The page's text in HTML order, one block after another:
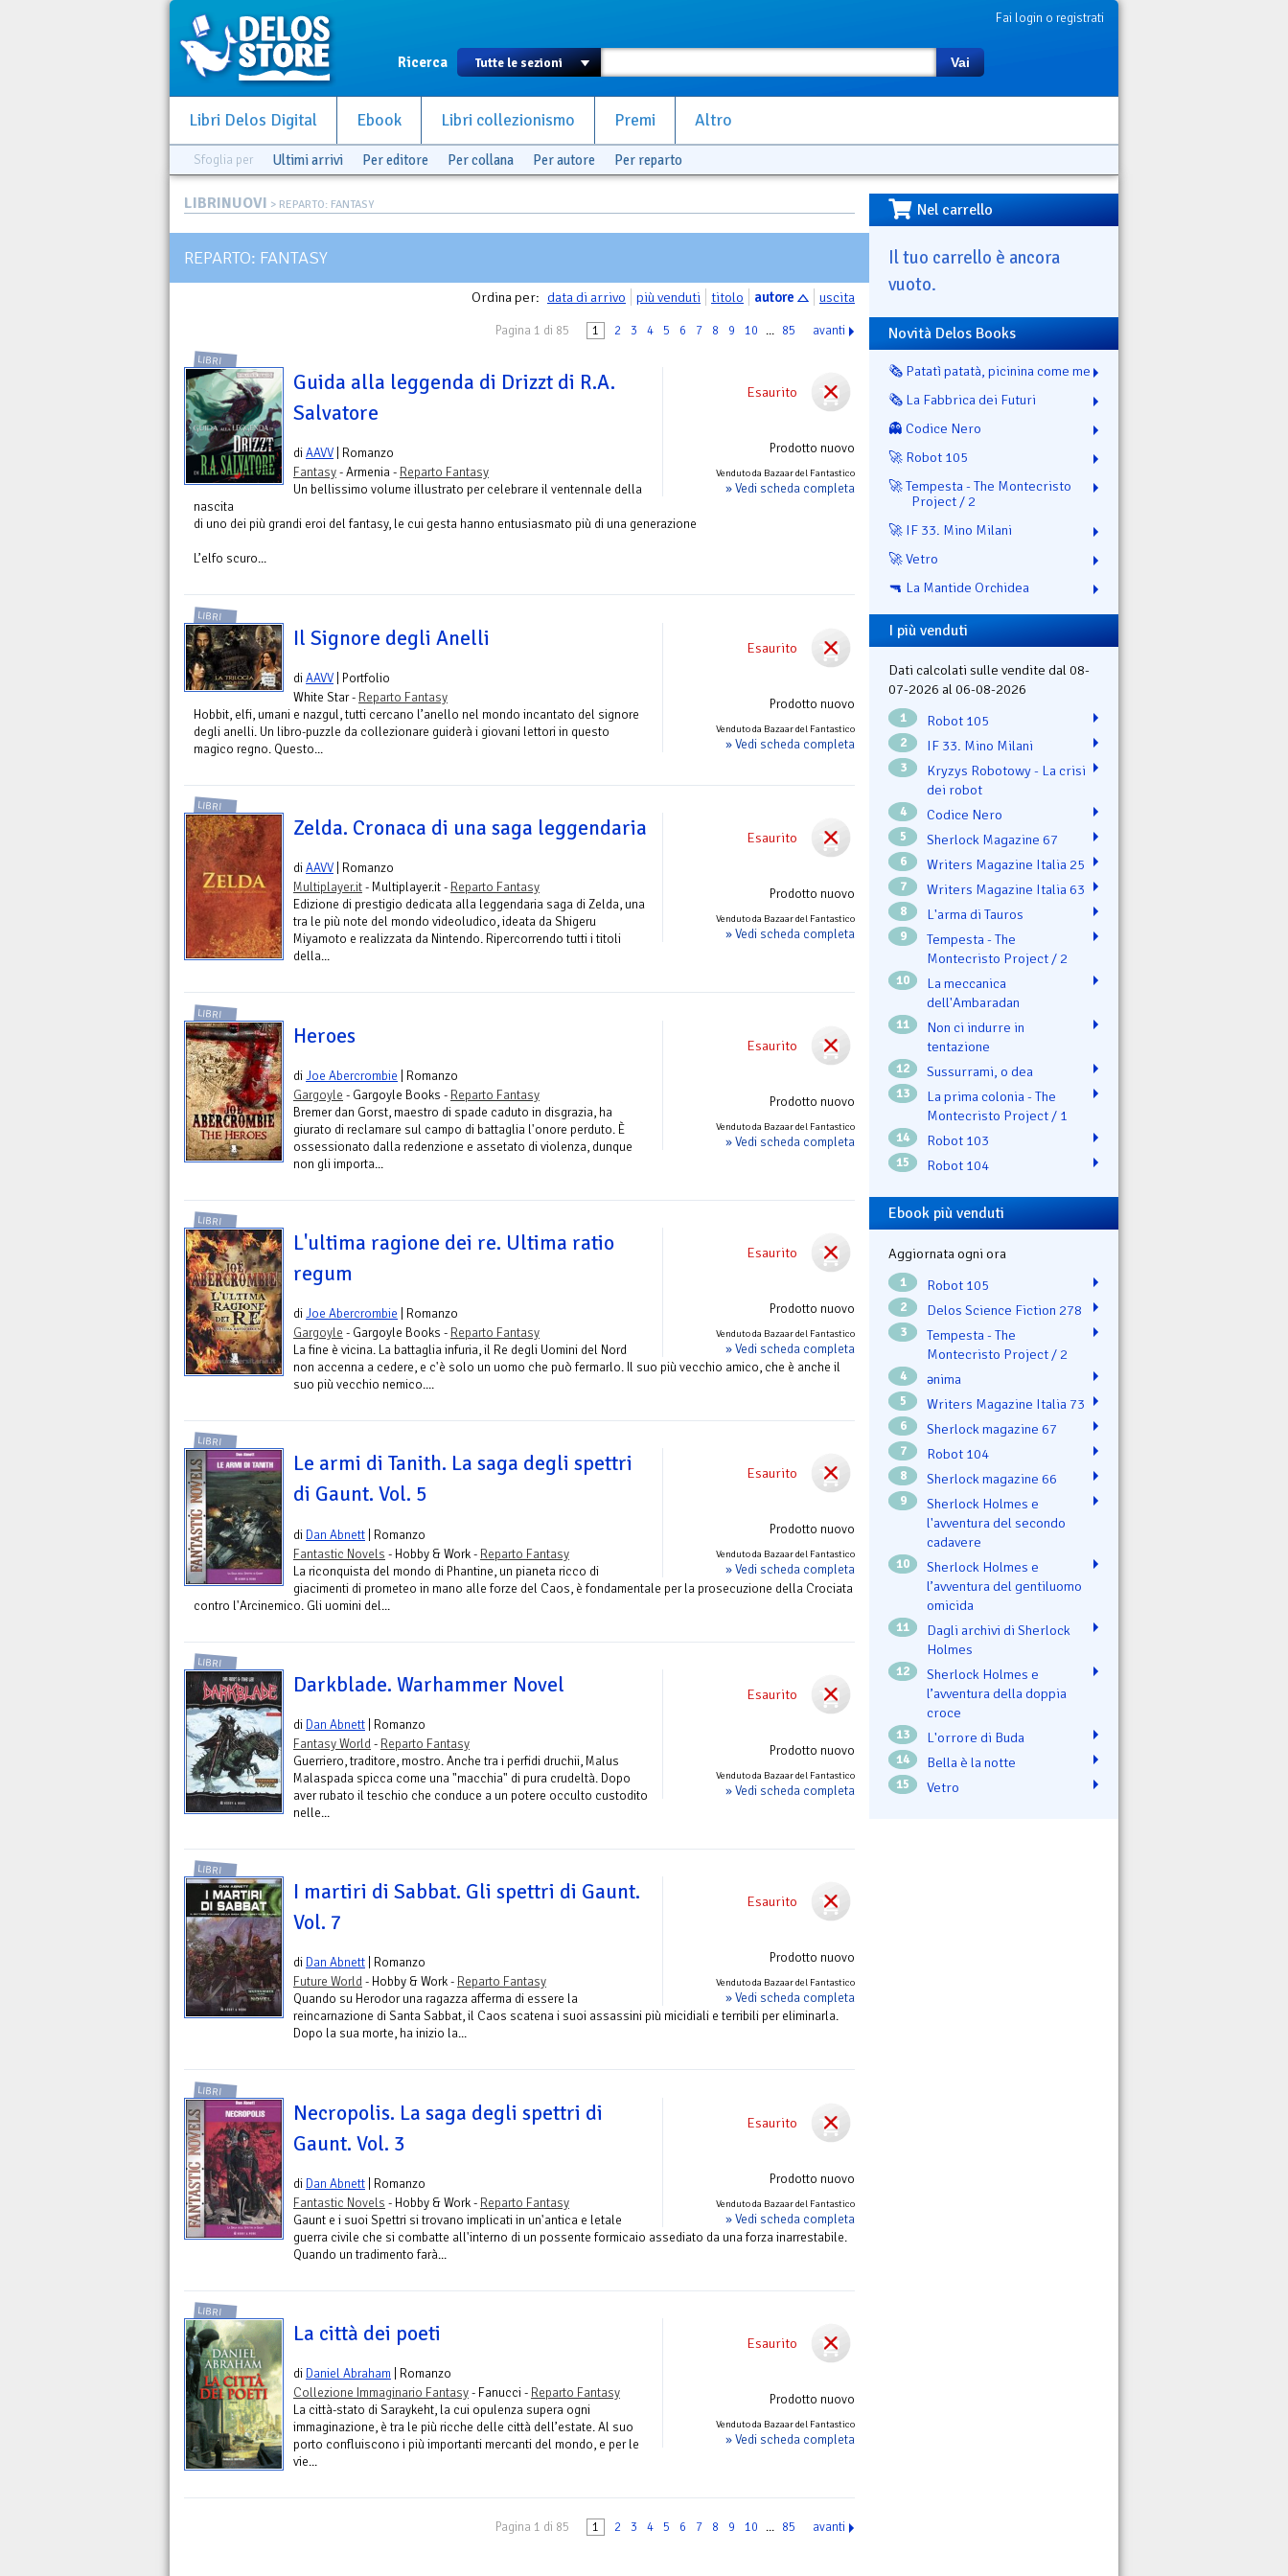
Fai login o registrati
Ricerca Vai
Libri Delos Digital Ebook Libri collezionismo Premi Altro
Sfoglia per Ultimi arrivi Per editore Per collana Per autore Per reparto
LIBRINUOVI > REPARTO: FANTASY
REPARTO: FANTASY
Ordina per: data di arrivo più venduti titolo autore uscita
Pagina 1 di 85 1 2 3 4 5 6 7 8 9 10 ... 85 avanti
Esaurito
Prodotto nuovo
Venduto da Bazaar del Fantastico
» Vedi scheda completa
LIBRI
Guida alla leggenda di Drizzt di R.A.
Salvatore
diAAVV | Romanzo
Fantasy- Armenia - Reparto Fantasy
Un bellissimo volume illustrato per celebrare il ventennale della
nascita
di uno dei più grandi eroi del fantasy, le cui gesta hanno entusiasmato più di una generazione
L’elfo scuro...
Esaurito
Prodotto nuovo
Venduto da Bazaar del Fantastico
» Vedi scheda completa
LIBRI
Il Signore degli Anelli
diAAVV | Portfolio
White Star - Reparto Fantasy
Hobbit, elfi, umani e nazgul, tutti cercano l’anello nel mondo incantato del signore
degli anelli. Un libro-puzzle da collezionare guiderà i giovani lettori in questo
magico regno. Questo...
Esaurito
Prodotto nuovo
Venduto da Bazaar del Fantastico
» Vedi scheda completa
LIBRI
Zelda. Cronaca di una saga leggendaria
diAAVV | Romanzo
Multiplayer.it- Multiplayer.it - Reparto Fantasy
Edizione di prestigio dedicata alla leggendaria saga di Zelda, una
tra le più note del mondo videoludico, ideata da Shigeru
Miyamoto e realizzata da Nintendo. Ripercorrendo tutti i titoli
della...
Esaurito
Prodotto nuovo
Venduto da Bazaar del Fantastico
» Vedi scheda completa
LIBRI
Heroes
diJoe Abercrombie | Romanzo
Gargoyle - Gargoyle Books - Reparto Fantasy
Bremer dan Gorst, maestro di spade caduto in disgrazia, ha
giurato di reclamare sul campo di battaglia l'onore perduto. È
ossessionato dalla redenzione e assetato di violenza, dunque
non gli importa...
Esaurito
Prodotto nuovo
Venduto da Bazaar del Fantastico
» Vedi scheda completa
LIBRI
L'ultima ragione dei re. Ultima ratio
regum
diJoe Abercrombie | Romanzo
Gargoyle - Gargoyle Books - Reparto Fantasy
La fine è vicina. La battaglia infuria, il Re degli Uomini del Nord
non accenna a cedere, e c'è solo un uomo che può fermarlo. Il suo più vecchio amico, che è anche il
suo più vecchio nemico....
Esaurito
Prodotto nuovo
Venduto da Bazaar del Fantastico
» Vedi scheda completa
LIBRI
Le armi di Tanith. La saga degli spettri
di Gaunt. Vol. 5
di Dan Abnett | Romanzo
Fantastic Novels - Hobby & Work - Reparto Fantasy
La riconquista del mondo di Phantine, un pianeta ricco di
giacimenti di prometeo in mano alle forze del Caos, è fondamentale per la prosecuzione della Crociata
contro l'Arcinemico. Gli uomini del...
Esaurito
Prodotto nuovo
Venduto da Bazaar del Fantastico
» Vedi scheda completa
LIBRI
Darkblade. Warhammer Novel
di Dan Abnett | Romanzo
Fantasy World- Reparto Fantasy
Guerriero, traditore, mostro. Anche tra i perfidi druchii, Malus
Malaspada spicca come una "macchia" di pura crudeltà. Dopo
aver rubato il teschio che conduce a un potere occulto custodito
nelle...
Esaurito
Prodotto nuovo
Venduto da Bazaar del Fantastico
» Vedi scheda completa
LIBRI
I martiri di Sabbat. Gli spettri di Gaunt.
Vol. 7
di Dan Abnett | Romanzo
Future World- Hobby & Work - Reparto Fantasy
Quando su Herodor una ragazza afferma di essere la
reincarnazione di Santa Sabbat, il Caos scatena i suoi assassini più micidiali e terribili per eliminarla.
Dopo la sua morte, ha inizio la...
Esaurito
Prodotto nuovo
Venduto da Bazaar del Fantastico
» Vedi scheda completa
LIBRI
Necropolis. La saga degli spettri di
Gaunt. Vol. 3
di Dan Abnett | Romanzo
Fantastic Novels - Hobby & Work - Reparto Fantasy
Gaunt e i suoi Spettri si trovano implicati in un'antica e letale
guerra civile che si combatte all'interno di un possente formicaio assediato da una forza inarrestabile.
Quando un tradimento farà...
Esaurito
Prodotto nuovo
Venduto da Bazaar del Fantastico
» Vedi scheda completa
LIBRI
La città dei poeti
di Daniel Abraham | Romanzo
Collezione Immaginario Fantasy- Fanucci - Reparto Fantasy
La città-stato di Saraykeht, la cui opulenza supera ogni
immaginazione, è tra le più ricche delle città dell’estate. Al suo
porto confluiscono i più importanti mercanti del mondo, e per le
vie...
Pagina 1 di 85 1 2 3 4 5 6 7 8 9 10 ... 85 avanti
Nel carrello
Il tuo carrello è ancora
vuoto.
Novità Delos Books
🗞️ Patatì patatà, picinina come me
🗞️ La Fabbrica dei Futuri
👻 Codice Nero
🚀 Robot 105
🚀 Tempesta - The Montecristo
Project / 2
🚀 IF 33. Mino Milani
🚀 Vetro
🔫 La Mantide Orchidea
I più venduti
Dati calcolati sulle vendite dal 08-
07-2026 al 06-08-2026
1 Robot 105
2 IF 33. Mino Milani
3
Kryzys Robotowy - La crisi
dei robot
4 Codice Nero
5 Sherlock Magazine 67
6 Writers Magazine Italia 25
7 Writers Magazine Italia 63
8 L'arma di Tauros
9
Tempesta - The
Montecristo Project / 2
10
La meccanica
dell'Ambaradan
11
Non ci indurre in
tentazione
12 Sussurrami, o dea
13
La prima colonia - The
Montecristo Project / 1
14 Robot 103
15 Robot 104
Ebook più venduti
Aggiornata ogni ora
1 Robot 105
2 Delos Science Fiction 278
3
Tempesta - The
Montecristo Project / 2
4 ənima
5 Writers Magazine Italia 73
6 Sherlock magazine 67
7 Robot 104
8 Sherlock magazine 66
9
Sherlock Holmes e
l'avventura del secondo
cadavere
10
Sherlock Holmes e
l’avventura del gentiluomo
omicida
11
Dagli archivi di Sherlock
Holmes
12
Sherlock Holmes e
l’avventura della doppia
croce
13 L'orrore di Buda
14 Bella è la notte
15 Vetro